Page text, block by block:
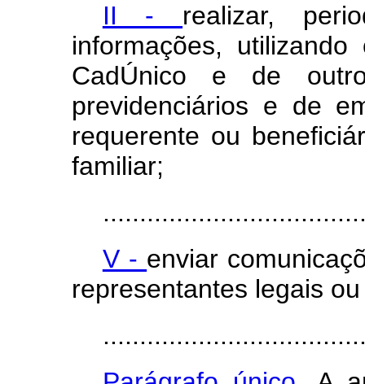
II - realizar,
informações,
CadÚnico e de
previdenciários e de
requerente ou
familiar;
V - enviar
representantes legais